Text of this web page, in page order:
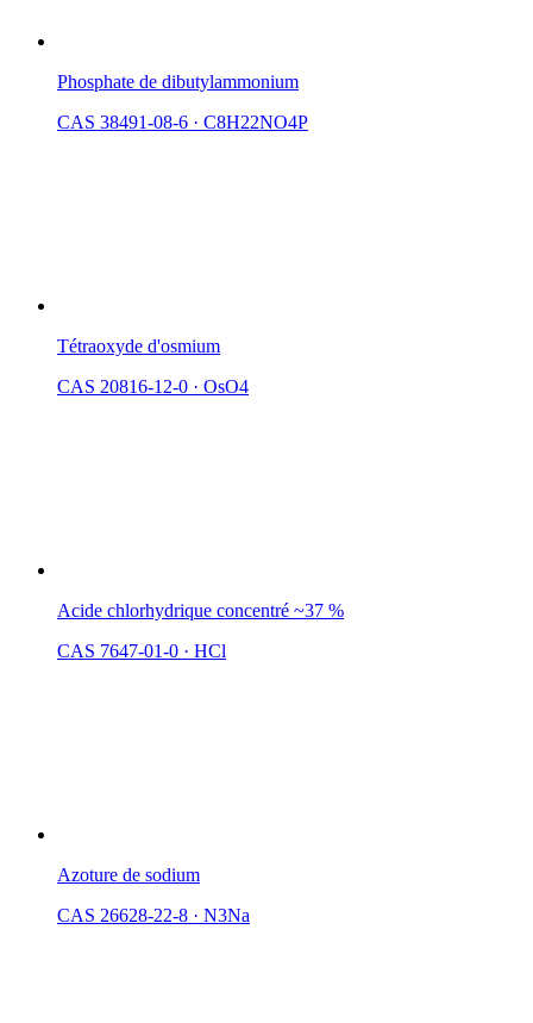
Phosphate de dibutylammonium
CAS 38491-08-6 · C8H22NO4P
Tétraoxyde d'osmium
CAS 20816-12-0 · OsO4
Acide chlorhydrique concentré ~37 %
CAS 7647-01-0 · HCl
Azoture de sodium
CAS 26628-22-8 · N3Na